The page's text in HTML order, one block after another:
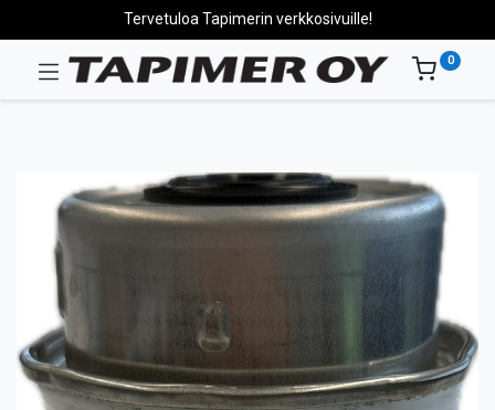
Tervetuloa Tapimerin verkkosivuille!
0